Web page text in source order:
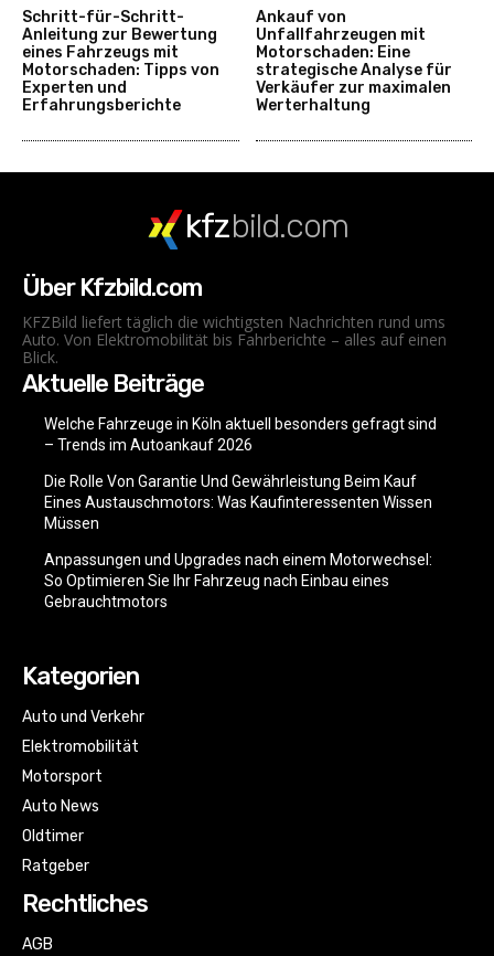
Schritt-für-Schritt-
Anleitung zur Bewertung
eines Fahrzeugs mit
Motorschaden: Tipps von
Experten und
Erfahrungsberichte
Ankauf von
Unfallfahrzeugen mit
Motorschaden: Eine
strategische Analyse für
Verkäufer zur maximalen
Werterhaltung
kfzbild.com
Über Kfzbild.com
KFZBild liefert täglich die wichtigsten Nachrichten rund ums
Auto. Von Elektromobilität bis Fahrberichte – alles auf einen
Blick.
Aktuelle Beiträge
Welche Fahrzeuge in Köln aktuell besonders gefragt sind
– Trends im Autoankauf 2026
Die Rolle Von Garantie Und Gewährleistung Beim Kauf
Eines Austauschmotors: Was Kaufinteressenten Wissen
Müssen
Anpassungen und Upgrades nach einem Motorwechsel:
So Optimieren Sie Ihr Fahrzeug nach Einbau eines
Gebrauchtmotors
Kategorien
Auto und Verkehr
Elektromobilität
Motorsport
Auto News
Oldtimer
Ratgeber
Rechtliches
AGB